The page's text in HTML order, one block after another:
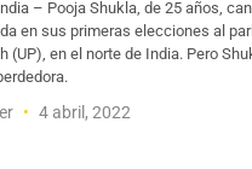
– Pooja Shukla, de 25 años,
en sus primeras elecciones al
(UP), en el norte de India. Pero
4 abril, 2022